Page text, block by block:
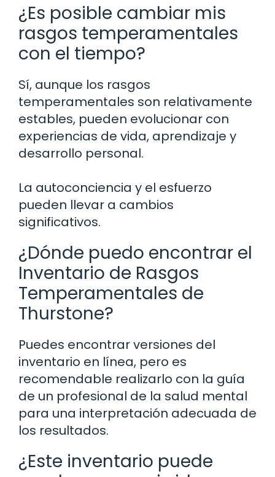
¿Es posible cambiar mis
rasgos temperamentales
con el tiempo?
Sí, aunque los rasgos
temperamentales son relativamente
estables, pueden evolucionar con
experiencias de vida, aprendizaje y
desarrollo personal.
La autoconciencia y el esfuerzo
pueden llevar a cambios
significativos.
¿Dónde puedo encontrar el
Inventario de Rasgos
Temperamentales de
Thurstone?
Puedes encontrar versiones del
inventario en línea, pero es
recomendable realizarlo con la guía
de un profesional de la salud mental
para una interpretación adecuada de
los resultados.
¿Este inventario puede